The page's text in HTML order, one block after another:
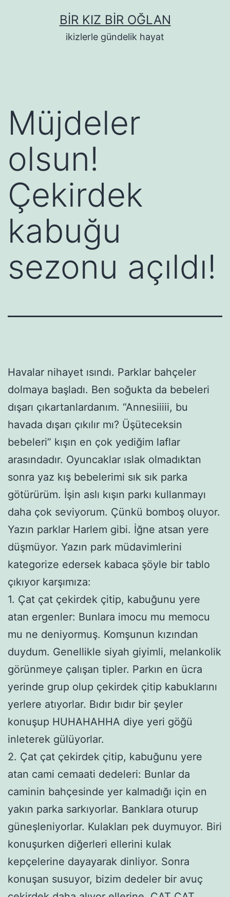
BIR KIZ BIR OĞLAN
ikizlerle gündelik hayat
Müjdeler
olsun!
Çekirdek
kabuğu
sezonu açıldı!
Havalar nihayet ısındı. Parklar bahçeler
dolmaya başladı. Ben soğukta da bebeleri
dışarı çıkartanlardanım. “Annesiiiii, bu
havada dışarı çıkılır mı? Üşüteceksin
bebeleri” kışın en çok yediğim laflar
arasındadır. Oyuncaklar ıslak olmadıktan
sonra yaz kış bebelerimi sık sık parka
götürürüm. İşin aslı kışın parkı kullanmayı
daha çok seviyorum. Çünkü bomboş oluyor.
Yazın parklar Harlem gibi. İğne atsan yere
düşmüyor. Yazın park müdavimlerini
kategorize edersek kabaca şöyle bir tablo
çıkıyor karşımıza:
1. Çat çat çekirdek çitip, kabuğunu yere
atan ergenler: Bunlara imocu mu memocu
mu ne deniyormuş. Komşunun kızından
duydum. Genellikle siyah giyimli, melankolik
görünmeye çalışan tipler. Parkın en ücra
yerinde grup olup çekirdek çitip kabuklarını
yerlere atıyorlar. Bıdır bıdır bir şeyler
konuşup HUHAHAHHA diye yeri göğü
inleterek gülüyorlar.
2. Çat çat çekirdek çitip, kabuğunu yere
atan cami cemaati dedeleri: Bunlar da
caminin bahçesinde yer kalmadığı için en
yakın parka sarkıyorlar. Banklara oturup
güneşleniyorlar. Kulakları pek duymuyor. Biri
konuşurken diğerleri ellerini kulak
kepçelerine dayayarak dinliyor. Sonra
konuşan susuyor, bizim dedeler bir avuç